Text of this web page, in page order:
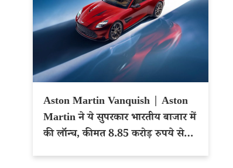
Aston Martin Vanquish | Aston
Martin ने ये सुपरकार भारतीय बाजार में
की लॉन्च, कीमत 8.85 करोड़ रुपये से